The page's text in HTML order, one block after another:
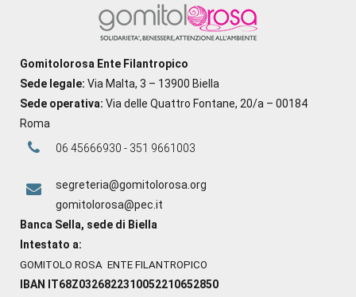
Gomitolorosa Ente Filantropico
Sede legale: Via Malta, 3 – 13900 Biella
Sede operativa: Via delle Quattro Fontane, 20/a – 00184
Roma
06 45666930 - 351 9661003
segreteria@gomitolorosa.org
gomitolorosa@pec.it
Banca Sella, sede di Biella
Intestato a:
GOMITOLO ROSA ENTE FILANTROPICO
IBAN IT68Z0326822310052210652850